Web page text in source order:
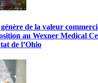
de la valeur
au Wexner Medical
de l’Ohio